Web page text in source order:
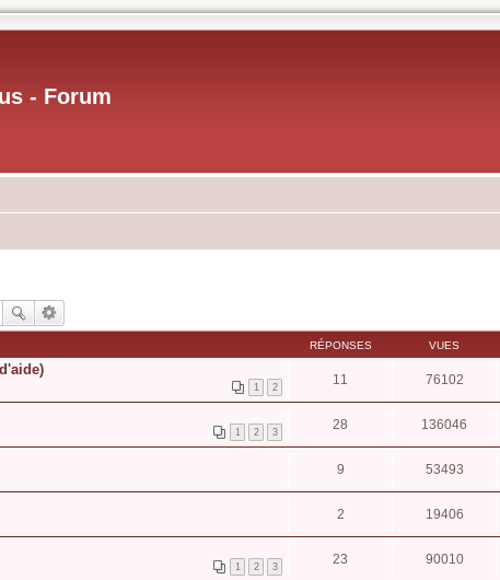
- Forum
RÉPONSES VUES
1 2 11 76102
1 2 3 28 136046
9 53493
2 19406
1 2 3 23 90010